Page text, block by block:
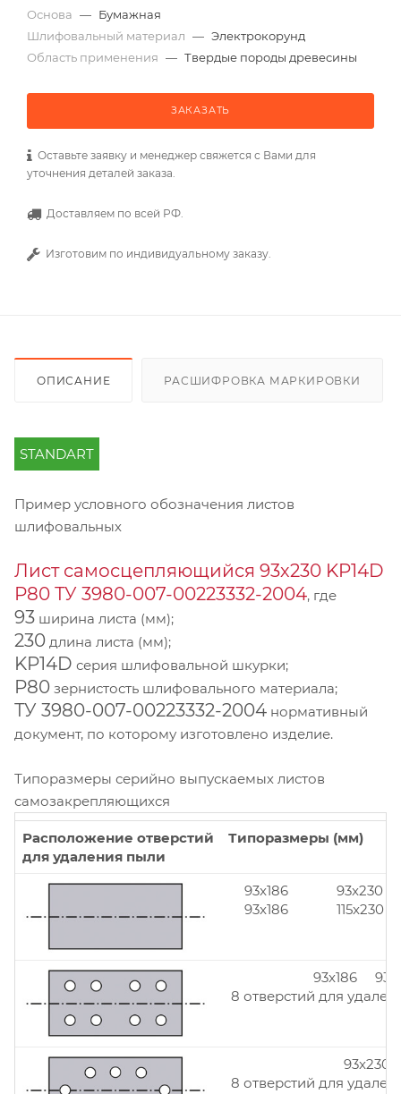
Основа — Бумажная
Шлифовальный материал — Электрокорунд
Область применения — Твердые породы древесины
ЗАКАЗАТЬ
Оставьте заявку и менеджер свяжется с Вами для
уточнения деталей заказа.
Доставляем по всей РФ.
Изготовим по индивидуальному заказу.
ОПИСАНИЕ РАСШИФРОВКА МАРКИРОВКИ
STANDART
Пример условного обозначения листов
шлифовальных
Лист самосцепляющийся 93х230 KP14D
Р80 ТУ 3980-007-00223332-2004, где
93 ширина листа (мм);
230 длина листа (мм);
KP14D серия шлифовальной шкурки;
Р80 зернистость шлифовального материала;
ТУ 3980-007-00223332-2004 нормативный
документ, по которому изготовлено изделие.
Типоразмеры серийно выпускаемых листов
самозакрепляющихся
Расположение отверстий
для удаления пыли
Типоразмеры (мм)
93x186
93x186
93x230
115x230
93x186
8 отверстий для
93x230
8 отверстий для